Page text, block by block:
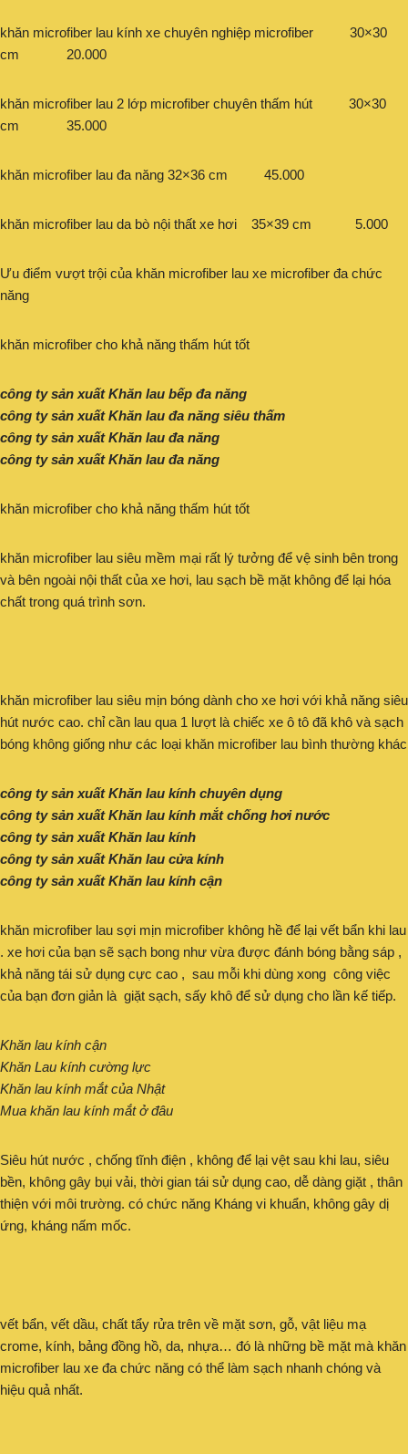
khăn microfiber lau kính xe chuyên nghiệp microfiber 30×30
cm 20.000
khăn microfiber lau 2 lớp microfiber chuyên thấm hút 30×30
cm 35.000
khăn microfiber lau đa năng 32×36 cm 45.000
khăn microfiber lau da bò nội thất xe hơi 35×39 cm 5.000
Ưu điểm vượt trội của khăn microfiber lau xe microfiber đa chức
năng
khăn microfiber cho khả năng thấm hút tốt
công ty sản xuất Khăn lau bếp đa năng
công ty sản xuất Khăn lau đa năng siêu thấm
công ty sản xuất Khăn lau đa năng
công ty sản xuất Khăn lau đa năng
khăn microfiber cho khả năng thấm hút tốt
khăn microfiber lau siêu mềm mại rất lý tưởng để vệ sinh bên trong
và bên ngoài nội thất của xe hơi, lau sạch bề mặt không để lại hóa
chất trong quá trình sơn.
khăn microfiber lau siêu mịn bóng dành cho xe hơi với khả năng siêu
hút nước cao. chỉ cần lau qua 1 lượt là chiếc xe ô tô đã khô và sạch
bóng không giống như các loại khăn microfiber lau bình thường khác
công ty sản xuất Khăn lau kính chuyên dụng
công ty sản xuất Khăn lau kính mắt chống hơi nước
công ty sản xuất Khăn lau kính
công ty sản xuất Khăn lau cửa kính
công ty sản xuất Khăn lau kính cận
khăn microfiber lau sợi mịn microfiber không hề để lại vết bẩn khi lau
. xe hơi của bạn sẽ sạch bong như vừa được đánh bóng bằng sáp ,
khả năng tái sử dụng cực cao , sau mỗi khi dùng xong công việc
của bạn đơn giản là giặt sạch, sấy khô để sử dụng cho lần kế tiếp.
Khăn lau kính cận
Khăn Lau kính cường lực
Khăn lau kính mắt của Nhật
Mua khăn lau kính mắt ở đâu
Siêu hút nước , chống tĩnh điện , không để lại vệt sau khi lau, siêu
bền, không gây bụi vải, thời gian tái sử dụng cao, dễ dàng giặt , thân
thiện với môi trường. có chức năng Kháng vi khuẩn, không gây dị
ứng, kháng nấm mốc.
vết bẩn, vết dầu, chất tẩy rửa trên về mặt sơn, gỗ, vật liệu mạ
crome, kính, bảng đồng hồ, da, nhựa… đó là những bề mặt mà khăn
microfiber lau xe đa chức năng có thể làm sạch nhanh chóng và
hiệu quả nhất.